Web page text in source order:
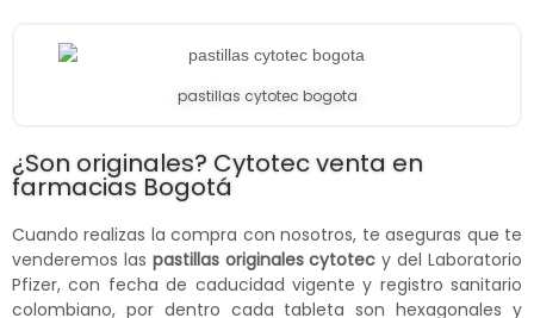
pastillas cytotec bogota
¿Son originales? Cytotec venta en
farmacias Bogotá
Cuando realizas la compra con nosotros, te aseguras que te
venderemos las pastillas originales cytotec y del Laboratorio
Pfizer, con fecha de caducidad vigente y registro sanitario
colombiano, por dentro cada tableta son hexagonales y